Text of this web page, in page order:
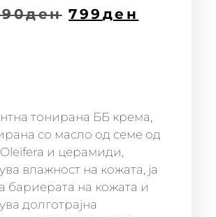
ден 799 ден
тонирана ББ крема,
со масло од семе од
и церамиди,
влажност на кожата, ја
бариерата на кожата и
долготрајна